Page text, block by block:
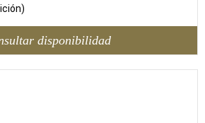
disponibilidad